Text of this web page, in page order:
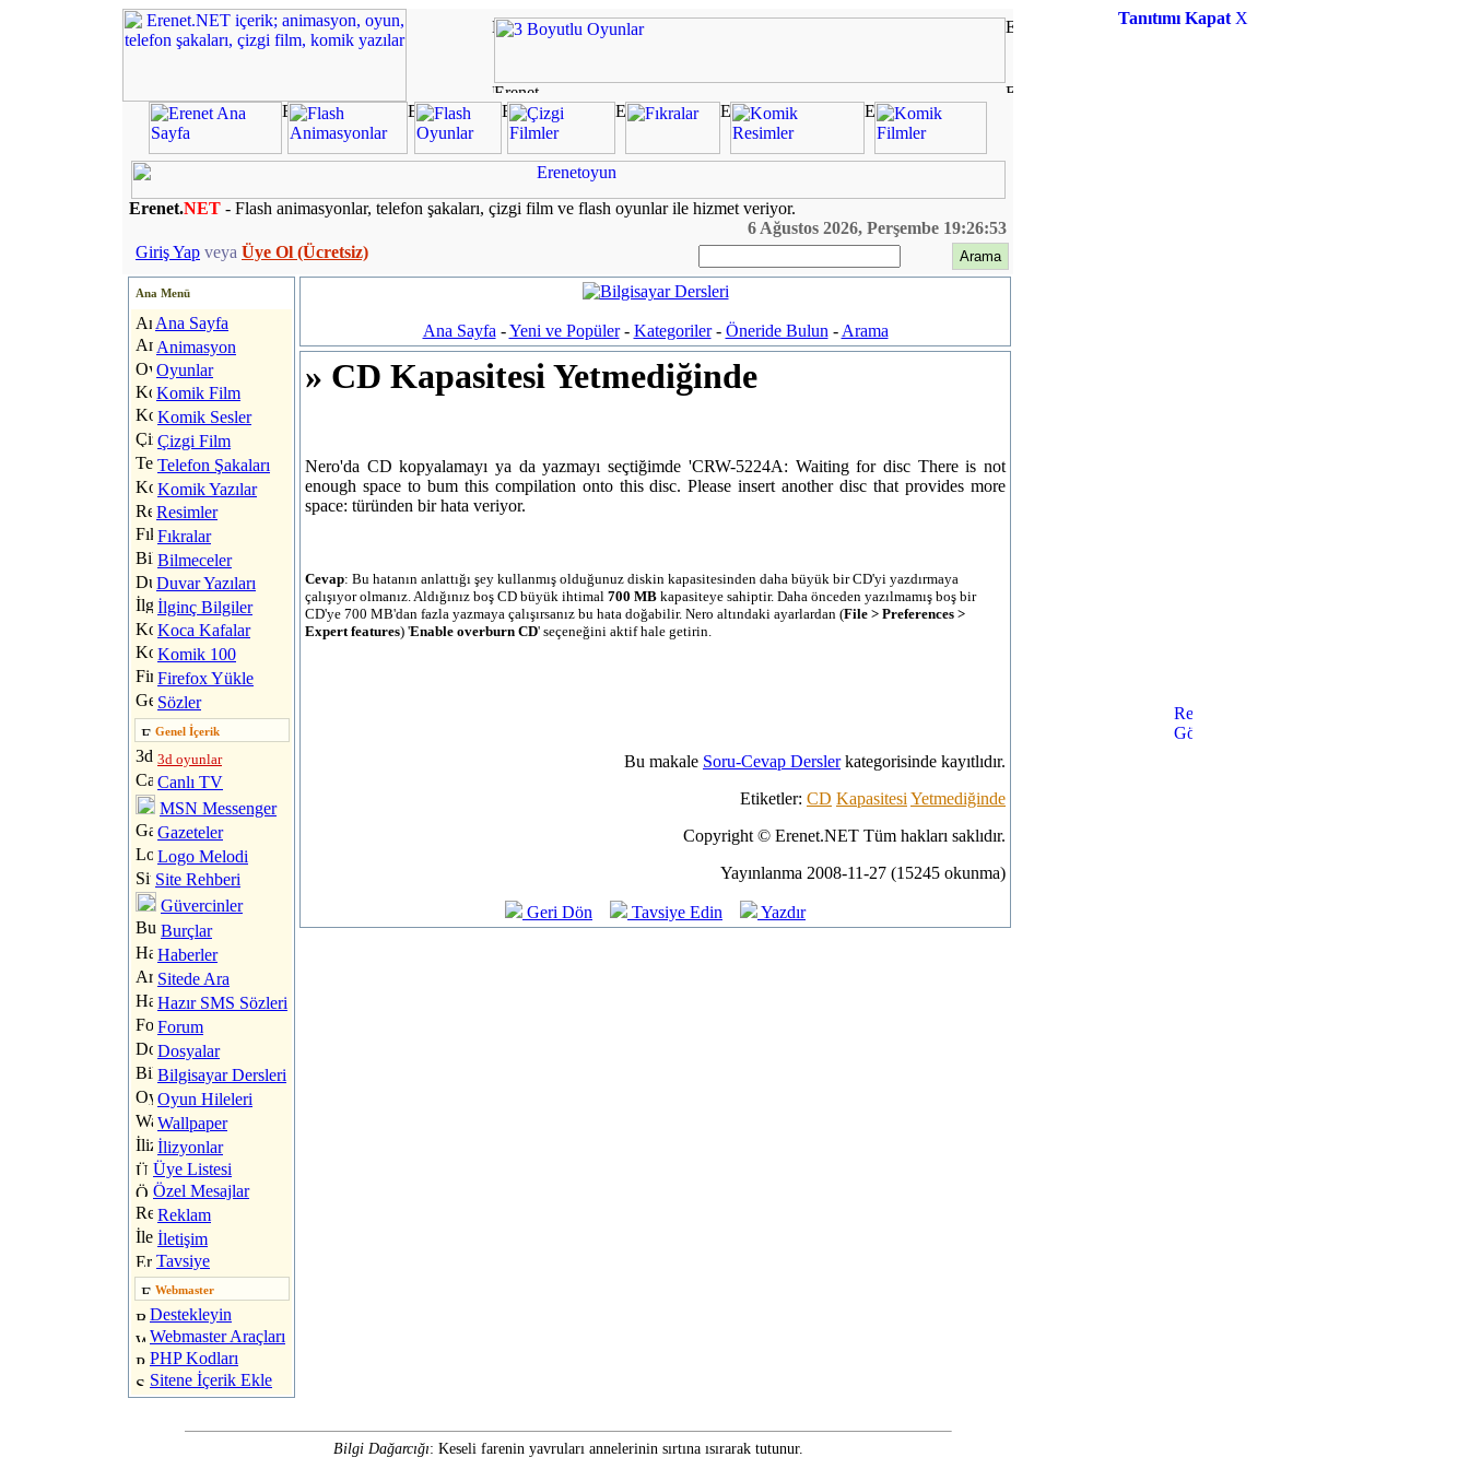
Erenet.NET - Flash animasyonlar, telefon şakaları, çizgi film ve flash oyunlar ile hizmet veriyor.
6 Ağustos 2026, Perşembe 19:26:53
Giriş Yap veya Üye Ol (Ücretsiz)
Ana Menü
Ana Sayfa
Animasyon
Oyunlar
Komik Film
Komik Sesler
Çizgi Film
Telefon Şakaları
Komik Yazılar
Resimler
Fıkralar
Bilmeceler
Duvar Yazıları
İlginç Bilgiler
Koca Kafalar
Komik 100
Firefox Yükle
Sözler
Genel İçerik
3d oyunlar
Canlı TV
MSN Messenger
Gazeteler
Logo Melodi
Site Rehberi
Güvercinler
Burçlar
Haberler
Sitede Ara
Hazır SMS Sözleri
Forum
Dosyalar
Bilgisayar Dersleri
Oyun Hileleri
Wallpaper
İlizyonlar
Üye Listesi
Özel Mesajlar
Reklam
İletişim
Tavsiye
Webmaster
Destekleyin
Webmaster Araçları
PHP Kodları
Sitene İçerik Ekle
Ana Sayfa -Yeni ve Popüler- Kategoriler- Öneride Bulun - Arama
» CD Kapasitesi Yetmediğinde
Nero'da CD kopyalamayı ya da yazmayı seçtiğimde 'CRW-5224A: Waiting for disc There is not
enough space to bum this compilation onto this disc. Please insert another disc that provides more
space: türünden bir hata veriyor.
Cevap: Bu hatanın anlattığı şey kullanmış olduğunuz diskin kapasitesinden daha büyük bir CD'yi yazdırmaya
çalışıyor olmanız. Aldığınız boş CD büyük ihtimal 700 MB kapasiteye sahiptir. Daha önceden yazılmamış boş bir
CD'ye 700 MB'dan fazla yazmaya çalışırsanız bu hata doğabilir. Nero altındaki ayarlardan (File > Preferences >
Expert features) 'Enable overburn CD' seçeneğini aktif hale getirin.
Bu makale Soru-Cevap Derslerkategorisinde kayıtlıdır.
Etiketler: CD KapasitesiYetmediğinde
Copyright © Erenet.NET Tüm hakları saklıdır.
Yayınlanma 2008-11-27 (15245 okunma)
Geri Dön Tavsiye Edin Yazdır
Bilgi Dağarcığı: Keseli farenin yavruları annelerinin sırtına ısırarak tutunur.
Tanıtımı Kapat X